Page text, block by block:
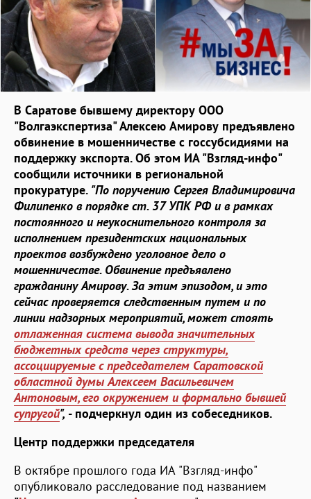
В Саратове бывшему директору ООО
"Волгаэкспертиза" Алексею Амирову предъявлено
обвинение в мошенничестве с госсубсидиями на
поддержку экспорта. Об этом ИА "Взгляд-инфо"
сообщили источники в региональной
прокуратуре. "По поручению Сергея Владимировича
Филипенко в порядке ст. 37 УПК РФ и в рамках
постоянного и неукоснительного контроля за
исполнением президентских национальных
проектов возбуждено уголовное дело о
мошенничестве. Обвинение предъявлено
гражданину Амирову. За этим эпизодом, и это
сейчас проверяется следственным путем и по
линии надзорных мероприятий, может стоять
отлаженная система вывода значительных
бюджетных средств через структуры,
ассоциируемые с председателем Саратовской
областной думы Алексеем Васильевичем
Антоновым, его окружением и формально бывшей
супругой", - подчеркнул один из собеседников.
Центр поддержки председателя
В октябре прошлого года ИА "Взгляд-инфо"
опубликовало расследование под названием